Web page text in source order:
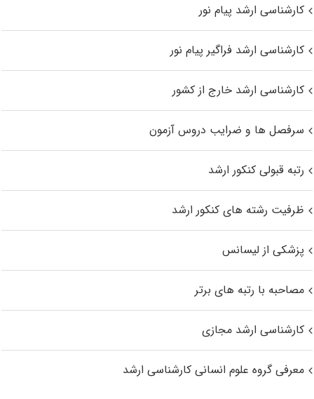
کارشناسی ارشد پیام نور
کارشناسی ارشد فراگیر پیام نور
کارشناسی ارشد خارج از کشور
سرفصل ها و ضرایب دروس آزمون
رتبه قبولی کنکور ارشد
ظرفیت رشته های کنکور ارشد
پزشکی از لیسانس
مصاحبه با رتبه های برتر
کارشناسی ارشد مجازی
معرفی گروه علوم انسانی کارشناسی ارشد